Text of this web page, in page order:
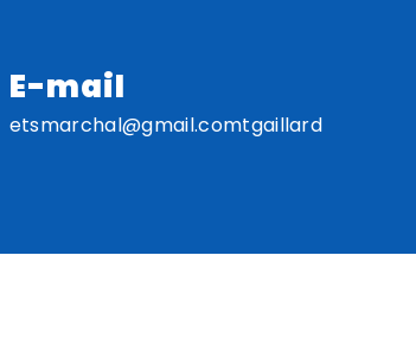
E-mail
etsmarchal@gmail.comtgaillard